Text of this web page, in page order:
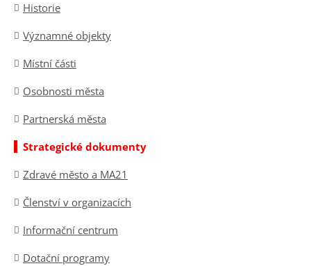
Historie
Významné objekty
Místní části
Osobnosti města
Partnerská města
Strategické dokumenty
Zdravé město a MA21
Členství v organizacích
Informační centrum
Dotační programy